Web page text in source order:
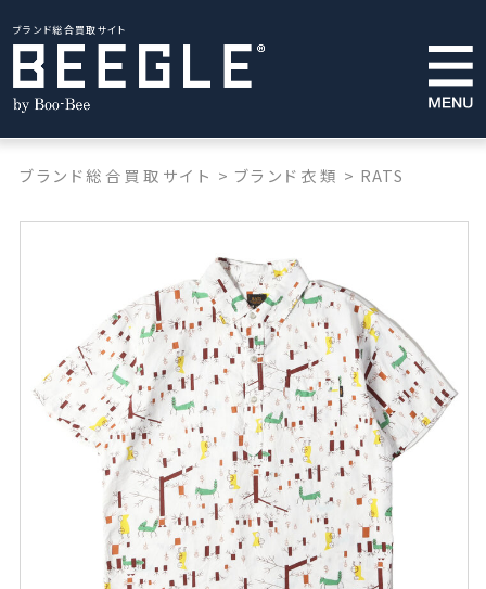
ブランド総合買取サイト
ブランド総合買取サイト > ブランド衣類 > RATS